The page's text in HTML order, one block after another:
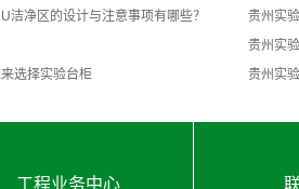
洁净区的设计与注意事项有哪些？
贵州实
贵州实
选择实验台柜
贵州实
工程业务中心